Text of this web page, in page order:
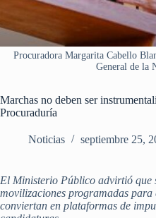
Procuradora Margarita Cabello
General de la
Marchas no deben ser
Procuraduría
Noticias septiembre 25,
El Ministerio Público advirtió que
movilizaciones programadas para
conviertan en plataformas de